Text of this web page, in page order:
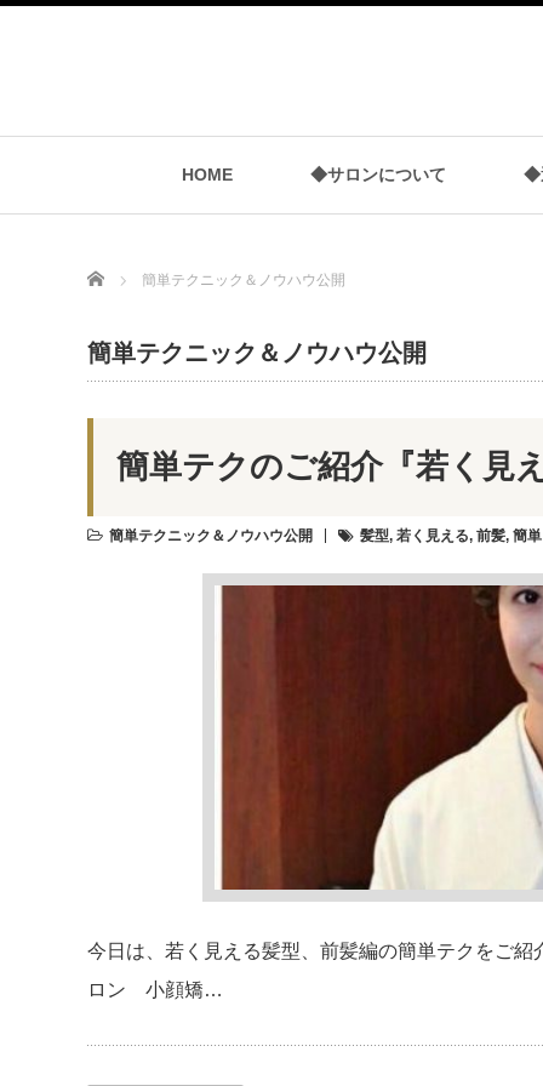
HOME ◆サロンについて ◆
Home 簡単テクニック＆ノウハウ公開
簡単テクニック＆ノウハウ公開
簡単テクのご紹介『若く見
簡単テクニック＆ノウハウ公開 髪型, 若く見える, 前髪, 簡単
今日は、若く見える髪型、前髪編の簡単テクをご
ロン 小顔矯…